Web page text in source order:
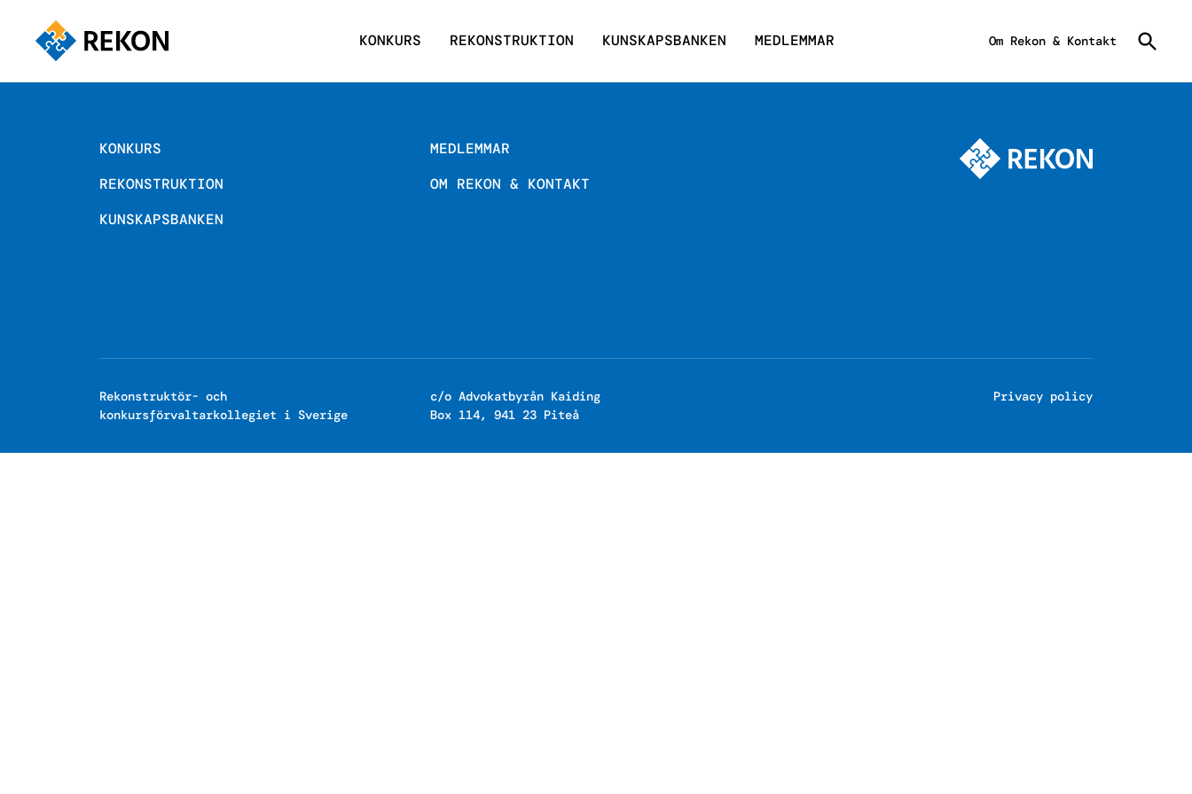
KONKURS REKONSTRUKTION KUNSKAPSBANKEN MEDLEMMAR Om Rekon & Kontakt
KONKURS
REKONSTRUKTION
KUNSKAPSBANKEN
MEDLEMMAR
OM REKON & KONTAKT
Rekonstruktör- och
konkursförvaltarkollegiet i Sverige
c/o Advokatbyrån Kaiding
Box 114, 941 23 Piteå
Privacy policy